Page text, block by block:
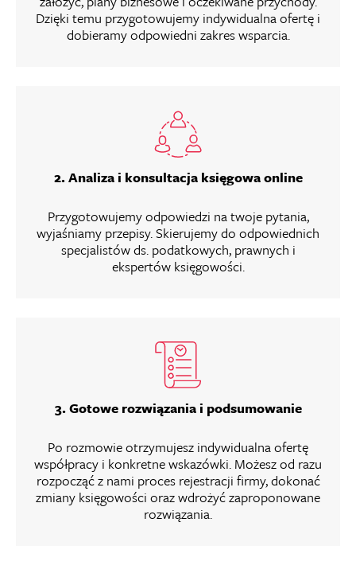
Dzięki temu przygotowujemy indywidualna ofertę i
dobieramy odpowiedni zakres wsparcia.
2. Analiza i konsultacja księgowa online
Przygotowujemy odpowiedzi na twoje pytania,
wyjaśniamy przepisy. Skierujemy do odpowiednich
specjalistów ds. podatkowych, prawnych i
ekspertów księgowości.
3. Gotowe rozwiązania i podsumowanie
Po rozmowie otrzymujesz indywidualna ofertę
współpracy i konkretne wskazówki. Możesz od razu
rozpocząć z nami proces rejestracji firmy, dokonać
zmiany księgowości oraz wdrożyć zaproponowane
rozwiązania.